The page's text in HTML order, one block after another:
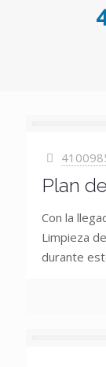
Plan
Con la
Limpieza
durante